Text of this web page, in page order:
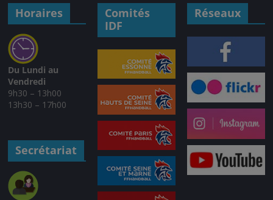
Horaires
Du Lundi au
Vendredi
9h30 – 13h00
13h30 – 17h00
Secrétariat
Comités
IDF
Réseaux